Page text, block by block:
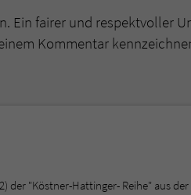
Ein fairer und respektvoller
Kommentar
der "Köstner-Hattinger- Reihe" aus